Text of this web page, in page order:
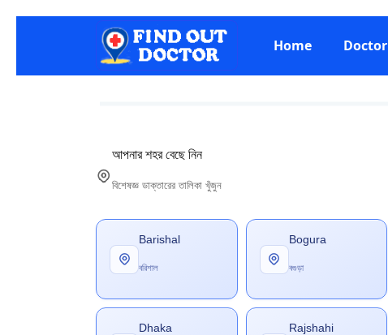
Home Doctor
আপনার শহর বেছে নিন
বিশেষজ্ঞ ডাক্তারের তালিকা খুঁজুন
Barishal
বরিশাল
Bogura
বগুড়া
Dhaka Rajshahi